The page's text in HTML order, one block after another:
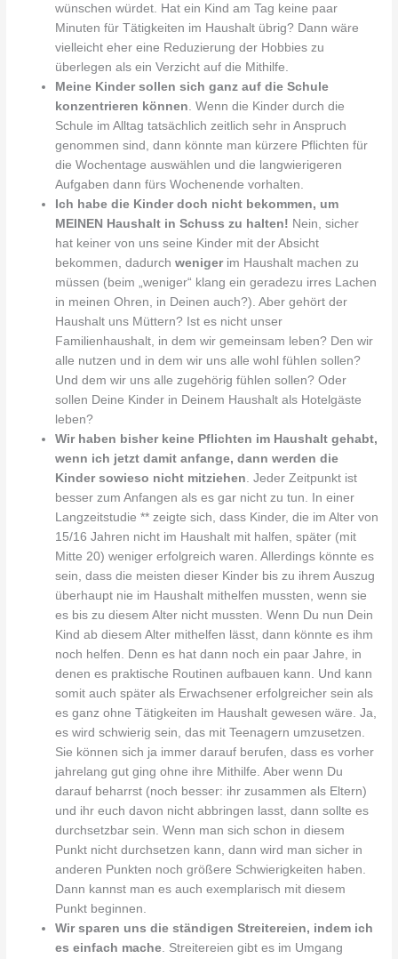
wünschen würdet. Hat ein Kind am Tag keine paar
Minuten für Tätigkeiten im Haushalt übrig? Dann wäre
vielleicht eher eine Reduzierung der Hobbies zu
überlegen als ein Verzicht auf die Mithilfe.
Meine Kinder sollen sich ganz auf die Schule
konzentrieren können . Wenn die Kinder durch die
Schule im Alltag tatsächlich zeitlich sehr in Anspruch
genommen sind, dann könnte man kürzere Pflichten für
die Wochentage auswählen und die langwierigeren
Aufgaben dann fürs Wochenende vorhalten.
Ich habe die Kinder doch nicht bekommen, um
MEINEN Haushalt in Schuss zu halten! Nein, sicher
hat keiner von uns seine Kinder mit der Absicht
bekommen, dadurchwenigerim Haushalt machen zu
müssen (beim „weniger“ klang ein geradezu irres Lachen
in meinen Ohren, in Deinen auch?). Aber gehört der
Haushalt uns Müttern? Ist es nicht unser
Familienhaushalt, in dem wir gemeinsam leben? Den wir
alle nutzen und in dem wir uns alle wohl fühlen sollen?
Und dem wir uns alle zugehörig fühlen sollen? Oder
sollen Deine Kinder in Deinem Haushalt als Hotelgäste
leben?
Wir haben bisher keine Pflichten im Haushalt gehabt,
wenn ich jetzt damit anfange, dann werden die
Kinder sowieso nicht mitziehen . Jeder Zeitpunkt ist
besser zum Anfangen als es gar nicht zu tun. In einer
Langzeitstudie ** zeigte sich, dass Kinder, die im Alter von
15/16 Jahren nicht im Haushalt mit halfen, später (mit
Mitte 20) weniger erfolgreich waren. Allerdings könnte es
sein, dass die meisten dieser Kinder bis zu ihrem Auszug
überhaupt nie im Haushalt mithelfen mussten, wenn sie
es bis zu diesem Alter nicht mussten. Wenn Du nun Dein
Kind ab diesem Alter mithelfen lässt, dann könnte es ihm
noch helfen. Denn es hat dann noch ein paar Jahre, in
denen es praktische Routinen aufbauen kann. Und kann
somit auch später als Erwachsener erfolgreicher sein als
es ganz ohne Tätigkeiten im Haushalt gewesen wäre. Ja,
es wird schwierig sein, das mit Teenagern umzusetzen.
Sie können sich ja immer darauf berufen, dass es vorher
jahrelang gut ging ohne ihre Mithilfe. Aber wenn Du
darauf beharrst (noch besser: ihr zusammen als Eltern)
und ihr euch davon nicht abbringen lasst, dann sollte es
durchsetzbar sein. Wenn man sich schon in diesem
Punkt nicht durchsetzen kann, dann wird man sicher in
anderen Punkten noch größere Schwierigkeiten haben.
Dann kannst man es auch exemplarisch mit diesem
Punkt beginnen.
Wir sparen uns die ständigen Streitereien, indem ich
es einfach mache . Streitereien gibt es im Umgang